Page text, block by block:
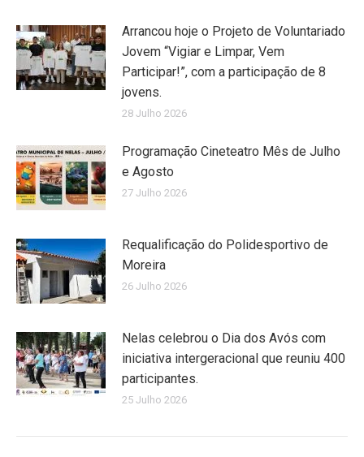
Arrancou hoje o Projeto de Voluntariado
Jovem “Vigiar e Limpar, Vem
Participar!”, com a participação de 8
jovens.
28 Julho 2026
Programação Cineteatro Mês de Julho
e Agosto
27 Julho 2026
Requalificação do Polidesportivo de
Moreira
26 Julho 2026
Nelas celebrou o Dia dos Avós com
iniciativa intergeracional que reuniu 400
participantes.
25 Julho 2026